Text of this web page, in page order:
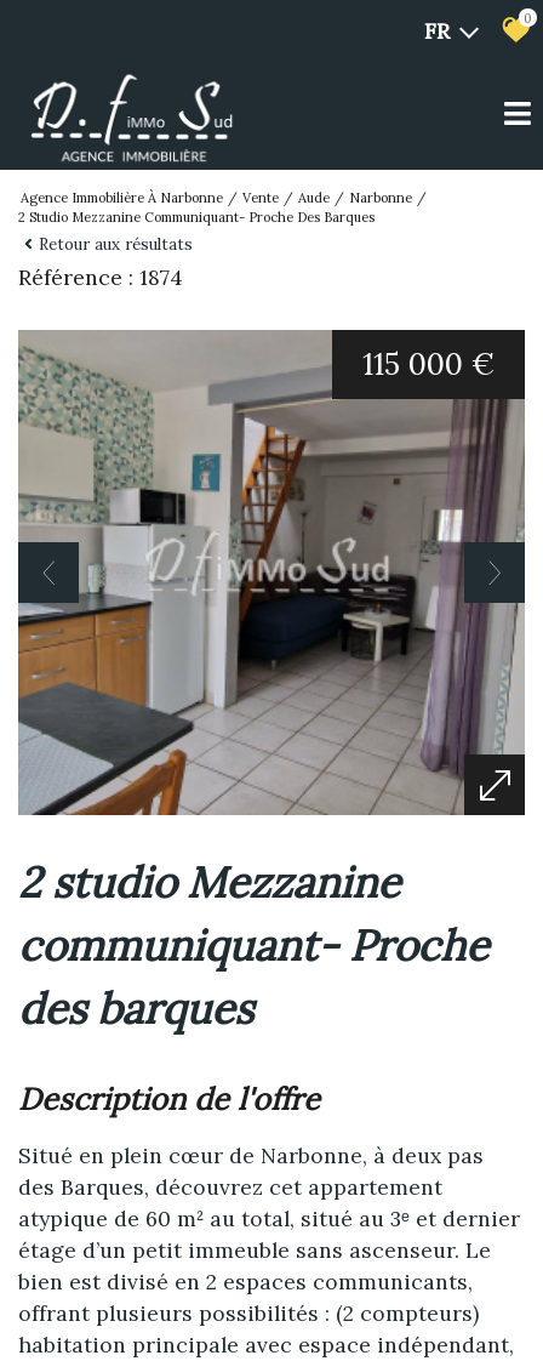
FR 0
Agence Immobilière À Narbonne Vente Aude
Narbonne
2 Studio Mezzanine Communiquant- Proche Des Barques
Retour aux résultats
Référence : 1874
115 000 €
2 studio Mezzanine
communiquant- Proche
des barques
description de l'offre
Situé en plein cœur de Narbonne, à deux pas
des Barques, découvrez cet appartement
atypique de 60 m² au total, situé au 3ᵉ et dernier
étage d’un petit immeuble sans ascenseur. Le
bien est divisé en 2 espaces communicants,
offrant plusieurs possibilités : (2 compteurs)
habitation principale avec espace indépendant,